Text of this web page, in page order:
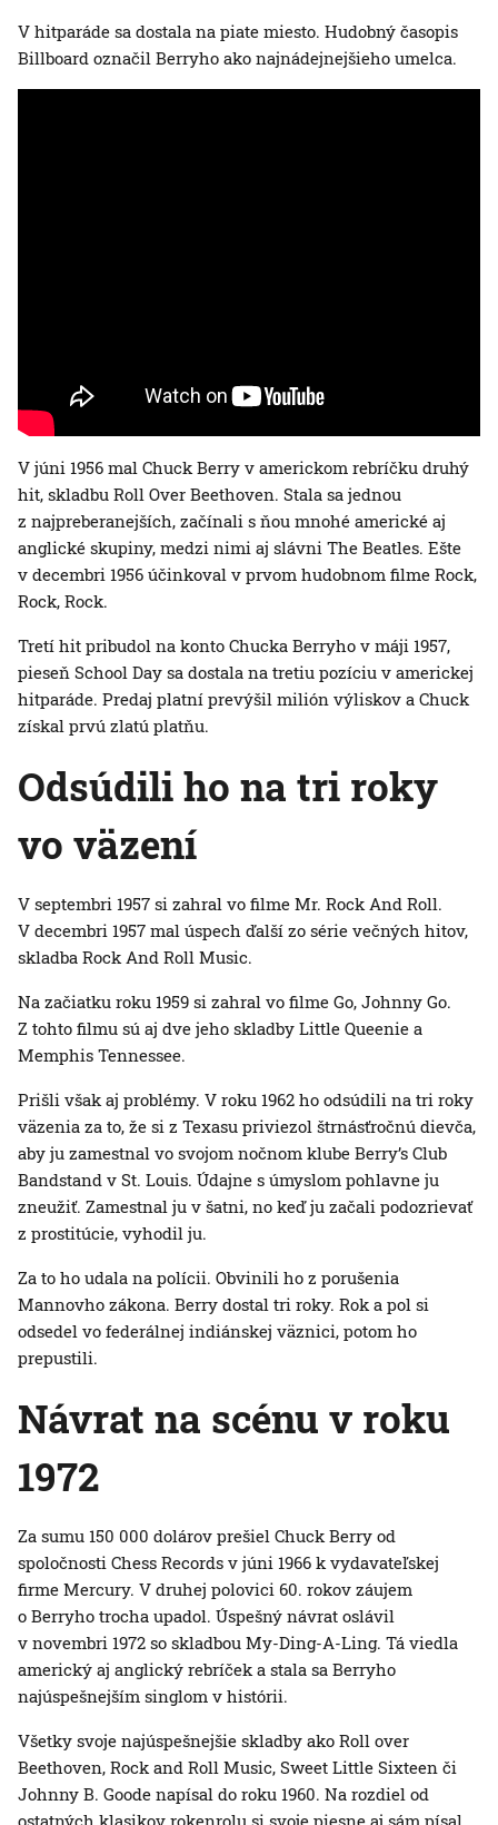
V hitparáde sa dostala na piate miesto. Hudobný časopis
Billboard označil Berryho ako najnádejnejšieho umelca.
V júni 1956 mal Chuck Berry v americkom rebríčku druhý
hit, skladbu Roll Over Beethoven. Stala sa jednou
z najpreberanejších, začínali s ňou mnohé americké aj
anglické skupiny, medzi nimi aj slávni The Beatles. Ešte
v decembri 1956 účinkoval v prvom hudobnom filme Rock,
Rock, Rock.
Tretí hit pribudol na konto Chucka Berryho v máji 1957,
pieseň School Day sa dostala na tretiu pozíciu v americkej
hitparáde. Predaj platní prevýšil milión výliskov a Chuck
získal prvú zlatú platňu.
Odsúdili ho na tri roky
vo väzení
V septembri 1957 si zahral vo filme Mr. Rock And Roll.
V decembri 1957 mal úspech ďalší zo série večných hitov,
skladba Rock And Roll Music.
Na začiatku roku 1959 si zahral vo filme Go, Johnny Go.
Z tohto filmu sú aj dve jeho skladby Little Queenie a
Memphis Tennessee.
Prišli však aj problémy. V roku 1962 ho odsúdili na tri roky
väzenia za to, že si z Texasu priviezol štrnásťročnú dievča,
aby ju zamestnal vo svojom nočnom klube Berry’s Club
Bandstand v St. Louis. Údajne s úmyslom pohlavne ju
zneužiť. Zamestnal ju v šatni, no keď ju začali podozrievať
z prostitúcie, vyhodil ju.
Za to ho udala na polícii. Obvinili ho z porušenia
Mannovho zákona. Berry dostal tri roky. Rok a pol si
odsedel vo federálnej indiánskej väznici, potom ho
prepustili.
Návrat na scénu v roku
1972
Za sumu 150 000 dolárov prešiel Chuck Berry od
spoločnosti Chess Records v júni 1966 k vydavateľskej
firme Mercury. V druhej polovici 60. rokov záujem
o Berryho trocha upadol. Úspešný návrat oslávil
v novembri 1972 so skladbou My-Ding-A-Ling. Tá viedla
americký aj anglický rebríček a stala sa Berryho
najúspešnejším singlom v histórii.
Všetky svoje najúspešnejšie skladby ako Roll over
Beethoven, Rock and Roll Music, Sweet Little Sixteen či
Johnny B. Goode napísal do roku 1960. Na rozdiel od